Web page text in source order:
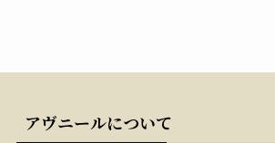
アヴニールについて